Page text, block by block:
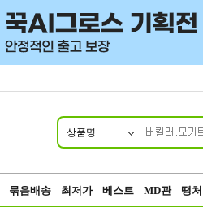
상품명
묶음배송 최저가 베스트 MD관 땡처